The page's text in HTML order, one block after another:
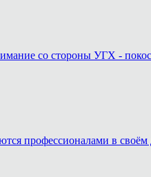
со стороны УГХ -
профессионалами в